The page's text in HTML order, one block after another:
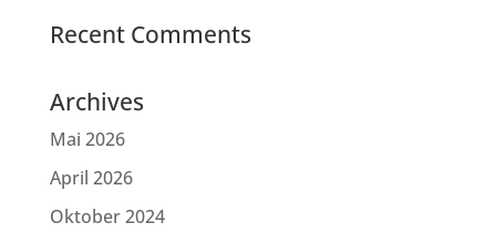
Recent Comments
Archives
Mai 2026
April 2026
Oktober 2024